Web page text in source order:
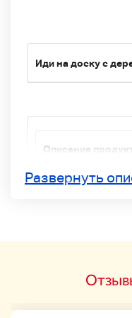
Иди на доску с
Описание
конца и
Развернуть